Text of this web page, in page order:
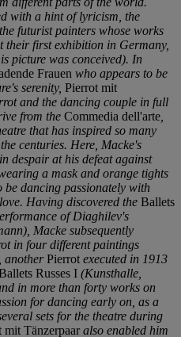
with a hint of lyricism, the
futurist painters whose works
their first exhibition in Germany,
picture was conceived). In
Frauen who appears to be
serenity, Pierrot mit
and the dancing couple in full
from the Commedia dell'arte
that has inspired so many
centuries. Here, Macke's
despair at his defeat against
a mask and orange tights
dancing passionately with
Having discovered the Ballets
of Diaghilev's
Macke subsequently
in four different paintings
anotherPierrot executed in 1913
Russes I (Kunsthalle,
in more than forty works on
for dancing early on, as a
sets for the theatre during
mit Tänzerpaaralso enabled him